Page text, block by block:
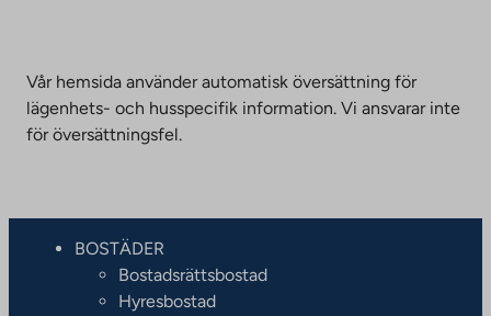
Vår hemsida använder automatisk översättning för
lägenhets- och husspecifik information. Vi ansvarar inte
för översättningsfel.
BOSTÄDER
Bostadsrättsbostad
Hyresbostad